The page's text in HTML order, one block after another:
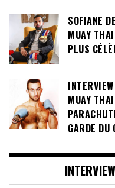
SOFIANE
MUAY
PLUS
MUAY
GARDE DU